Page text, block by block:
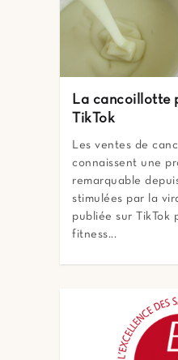
La cancoillotte
TikTok
Les ventes de
connaissent une
remarquable
stimulées par la
publiée sur TikTok
fitness...